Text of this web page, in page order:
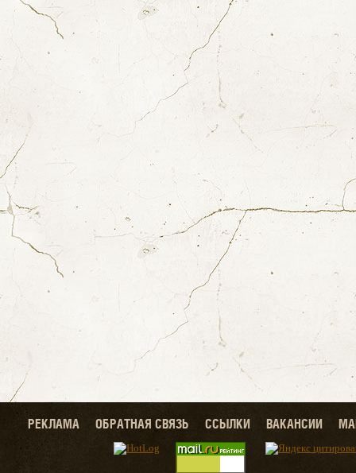
РЕКЛАМА ОБРАТНАЯ СВЯЗЬ ССЫЛКИ ВАКАНСИИ